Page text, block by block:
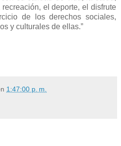
el deporte, el disfrute
de los derechos sociales,
y culturales de ellas.”
1:47:00 p. m.